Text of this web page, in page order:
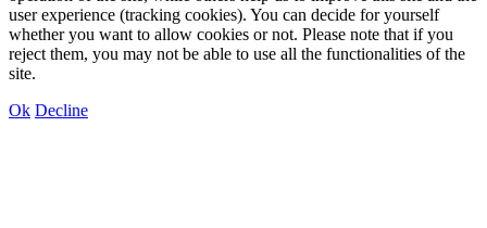
user experience (tracking cookies). You can decide for yourself
whether you want to allow cookies or not. Please note that if you
reject them, you may not be able to use all the functionalities of the
site.
Ok Decline